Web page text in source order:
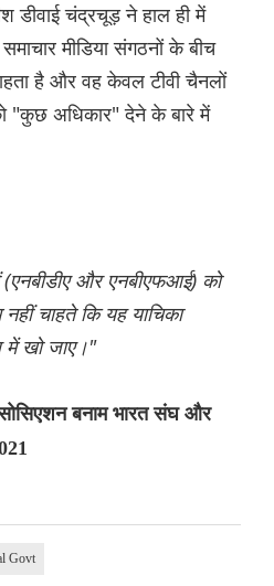
डीवाई चंद्रचूड़ ने हाल ही में
मीडिया संगठनों के बीच
है और वह केवल टीवी चैनलों
"कुछ अधिकार" देने के बारे में
और एनबीएफआई) को
चाहते कि यह याचिका
में खो जाए।"
बनाम भारत संघ और
Govt